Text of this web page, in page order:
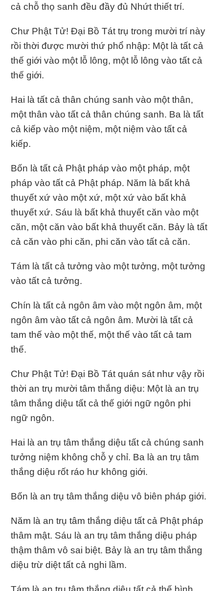
cả chỗ thọ sanh đều đầy đủ Nhứt thiết trí.
Chư Phật Tử! Ðại Bồ Tát trụ trong mười trí này
rồi thời được mười thứ phổ nhập: Một là tất cả
thế giới vào một lỗ lông, một lỗ lông vào tất cả
thế giới.
Hai là tất cả thân chúng sanh vào một thân,
một thân vào tất cả thân chúng sanh. Ba là tất
cả kiếp vào một niệm, một niệm vào tất cả
kiếp.
Bốn là tất cả Phật pháp vào một pháp, một
pháp vào tất cả Phật pháp. Năm là bất khả
thuyết xứ vào một xứ, một xứ vào bất khả
thuyết xứ. Sáu là bất khả thuyết căn vào một
căn, một căn vào bất khả thuyết căn. Bảy là tất
cả căn vào phi căn, phi căn vào tất cả căn.
Tám là tất cả tưởng vào một tưởng, một tưởng
vào tất cả tưởng.
Chín là tất cả ngôn âm vào một ngôn âm, một
ngôn âm vào tất cả ngôn âm. Mười là tất cả
tam thế vào một thế, một thế vào tất cả tam
thế.
Chư Phật Tử! Ðại Bồ Tát quán sát như vậy rồi
thời an trụ mười tâm thắng diệu: Một là an trụ
tâm thắng diệu tất cả thế giới ngữ ngôn phi
ngữ ngôn.
Hai là an trụ tâm thắng diệu tất cả chúng sanh
tưởng niệm không chỗ y chỉ. Ba là an trụ tâm
thắng diệu rốt ráo hư không giới.
Bốn là an trụ tâm thắng diệu vô biên pháp giới.
Năm là an trụ tâm thắng diệu tất cả Phật pháp
thâm mật. Sáu là an trụ tâm thắng diệu pháp
thậm thâm vô sai biệt. Bảy là an trụ tâm thắng
diệu trừ diệt tất cả nghi lầm.